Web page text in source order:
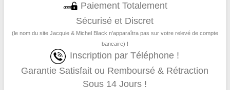
Paiement Totalement
Sécurisé et Discret
(le nom du site Jacquie & Michel Black n’apparaîtra pas sur votre relevé de compte
bancaire) !
Inscription par Téléphone !
Garantie Satisfait ou Remboursé & Rétraction
Sous 14 Jours !